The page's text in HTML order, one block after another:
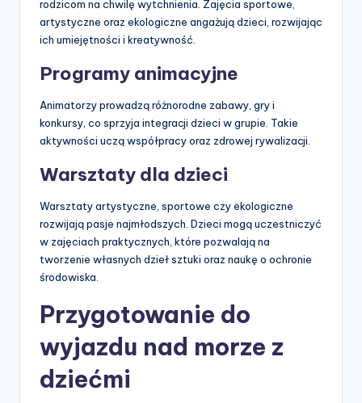
rodzicom na chwilę wytchnienia. Zajęcia sportowe,
artystyczne oraz ekologiczne angażują dzieci, rozwijając
ich umiejętności i kreatywność.
Programy animacyjne
Animatorzy prowadzą różnorodne zabawy, gry i
konkursy, co sprzyja integracji dzieci w grupie. Takie
aktywności uczą współpracy oraz zdrowej rywalizacji.
Warsztaty dla dzieci
Warsztaty artystyczne, sportowe czy ekologiczne
rozwijają pasje najmłodszych. Dzieci mogą uczestniczyć
w zajęciach praktycznych, które pozwalają na
tworzenie własnych dzieł sztuki oraz naukę o ochronie
środowiska.
Przygotowanie do
wyjazdu nad morze z
dziećmi